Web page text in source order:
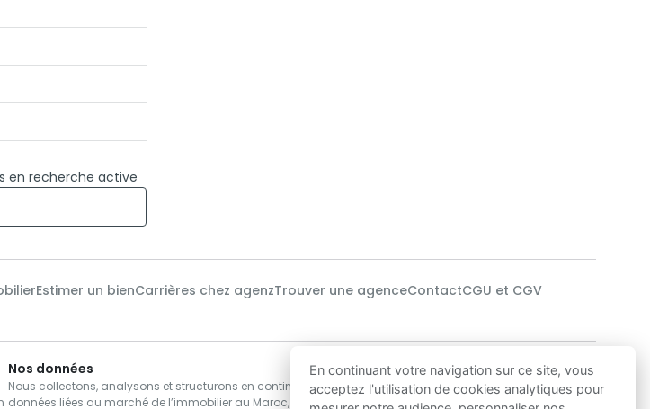
en recherche active
Estimer un bienCarrières chez agenzTrouver une agenceContactCGU et CGV
Nos données
Nous collectons, analysons et structurons en continu des
données liées au marché de l’immobilier au Maroc,
Notre technologie
Nos data-scientists utilisent des algorithmes
de Machine Learning pour développer les
En continuant votre navigation sur ce site, vous
acceptez l'utilisation de cookies analytiques pour